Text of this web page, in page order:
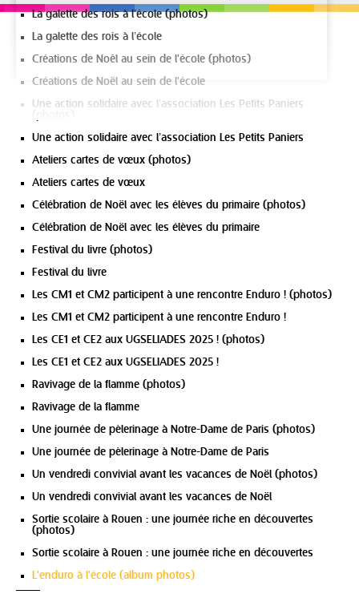
La galette des rois à l’école (photos)
La galette des rois à l’école
Créations de Noêl au sein de l'école (photos)
Créations de Noël au sein de l'école
Une action solidaire avec l’association Les Petits Paniers
Une action solidaire avec l’association Les Petits Paniers
Ateliers cartes de vœux (photos)
Ateliers cartes de vœux
Célébration de Noël avec les élèves du primaire (photos)
Célébration de Noël avec les élèves du primaire
Festival du livre (photos)
Festival du livre
Les CM1 et CM2 participent à une rencontre Enduro ! (photos)
Les CM1 et CM2 participent à une rencontre Enduro !
Les CE1 et CE2 aux UGSELIADES 2025 ! (photos)
Les CE1 et CE2 aux UGSELIADES 2025 !
Ravivage de la flamme (photos)
Ravivage de la flamme
Une journée de pèlerinage à Notre-Dame de Paris (photos)
Une journée de pèlerinage à Notre-Dame de Paris
Un vendredi convivial avant les vacances de Noël (photos)
Un vendredi convivial avant les vacances de Noël
Sortie scolaire à Rouen : une journée riche en découvertes
(photos)
Sortie scolaire à Rouen : une journée riche en découvertes
L'enduro à l'école (album photos)